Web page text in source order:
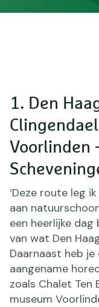
1. Den
Voorlinden
‘Deze route leg
aan
een heerlijke
van wat Den
Daarnaast heb
aangename
zoals Chalet Ten
museum